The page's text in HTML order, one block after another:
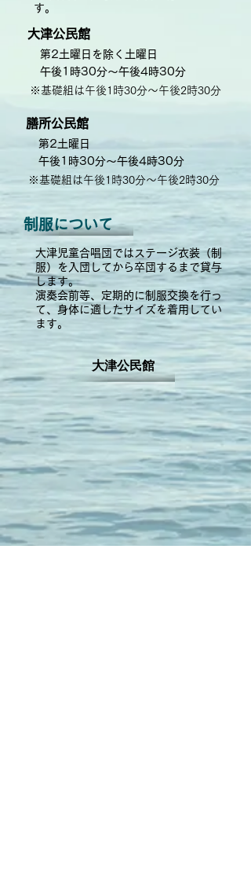
す。
大津公民館
第2土曜日を除く土曜日
午後1時30分〜午後4時30分
※基礎組は午後1時30分〜午後2時30分
膳所公民館
第2土曜日
午後1時30分〜午後4時30分
※基礎組は午後1時30分〜午後2時30分
制服について
大津児童合唱団ではステージ衣装（制
服）
を入団してから卒団するまで貸与
します。
演奏会前等、定期的に制服交換を行っ
て 、身体に適したサイズを着用してい
ます。
大津公民館